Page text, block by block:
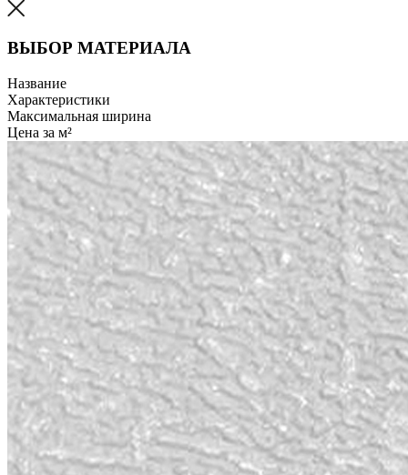
ВЫБОР МАТЕРИАЛА
Название
Характеристики
Максимальная ширина
Цена за м²